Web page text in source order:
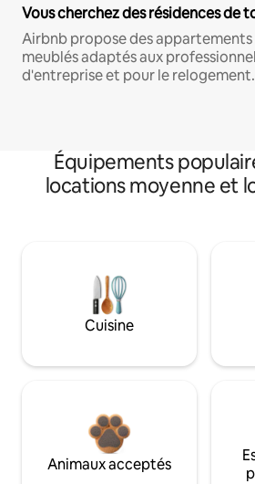
Vous cherchez des résidences de
Airbnb propose des
meublés adaptés aux
d'entreprise et pour le relogement.
Équipements
locations moyenne et
Cuisine
Animaux acceptés